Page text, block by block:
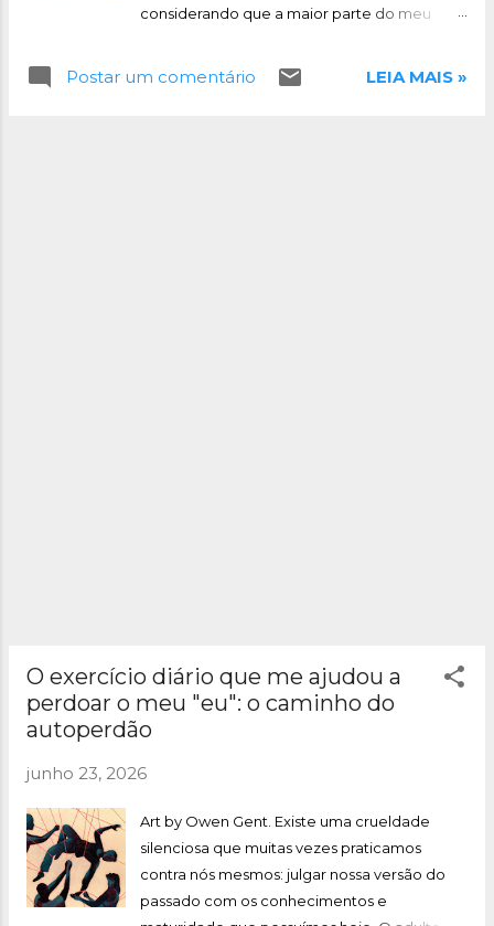
considerando que a maior parte do meu
conteúdos na área do secretariado. Espero
que sirva como uma base para você
Postar um comentário LEIA MAIS »
O exercício diário que me ajudou a
perdoar o meu "eu": o caminho do
autoperdão
junho 23, 2026
Art by Owen Gent. Existe uma crueldade
silenciosa que muitas vezes praticamos
contra nós mesmos: julgar nossa versão do
passado com os conhecimentos e